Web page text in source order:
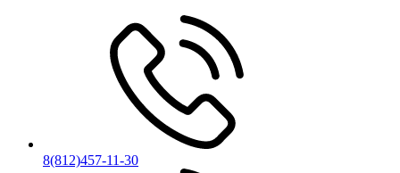
8(812)457-11-30